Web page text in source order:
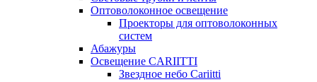
Оптоволоконное освещение
Проекторы для оптоволоконных
систем
Абажуры
Освещение CARIITTI
Звездное небо Cariitti